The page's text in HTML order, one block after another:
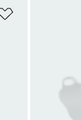
Ajouter à la